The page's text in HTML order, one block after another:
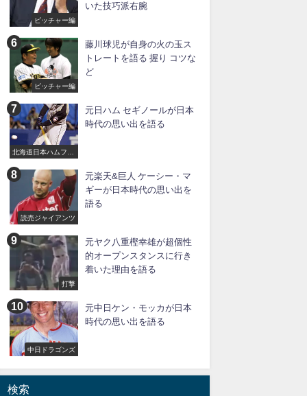
ピッチャー編
いた技巧派右腕
ピッチャー編
藤川球児が自身の火の玉ス
トレートを語る 握り コツな
ど
北海道日本ハムファ
元日ハム セギノールが日本
時代の思い出を語る
読売ジャイアンツ
元楽天&巨人 ケーシー・マ
ギーが日本時代の思い出を
語る
打撃
元ヤク八重樫幸雄が超個性
的オープンスタンスに行き
着いた理由を語る
中日ドラゴンズ
元中日ケン・モッカが日本
時代の思い出を語る
検索